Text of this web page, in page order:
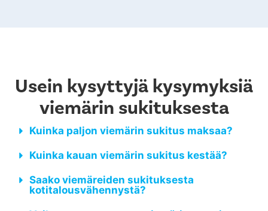
Usein kysyttyjä kysymyksiä
viemärin sukituksesta
Kuinka paljon viemärin sukitus maksaa?
Kuinka kauan viemärin sukitus kestää?
Saako viemäreiden sukituksesta
kotitalousvähennystä?